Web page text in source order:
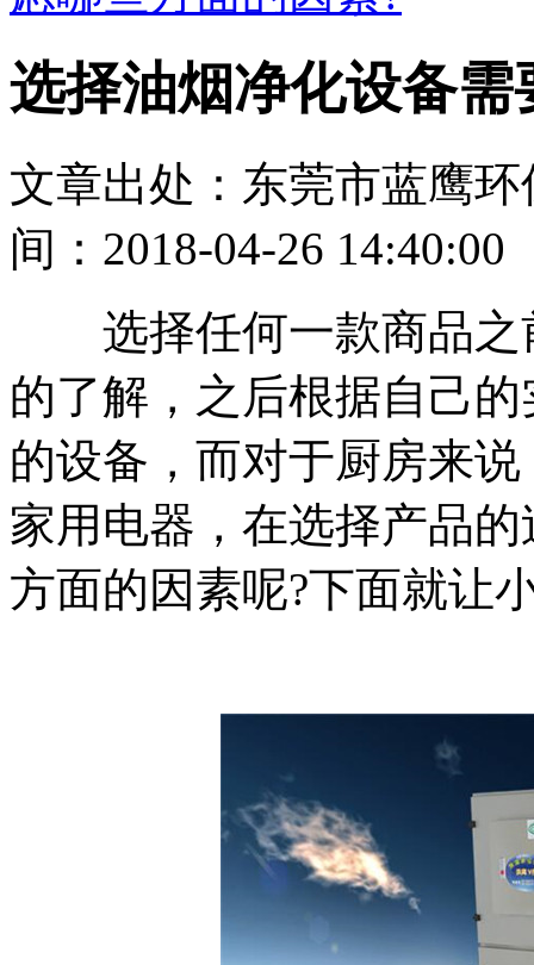
选择油烟净化设备
文章出处：东莞市蓝鹰
间：2018-04-26 14:40:00
选择任何一款商品之
的了解，之后根据自己
的设备，而对于厨房来说
家用电器，在选择产品
方面的因素呢?下面就让